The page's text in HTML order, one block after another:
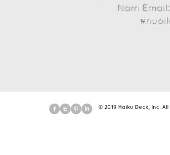
Nam
© 2019 Haiku Deck, Inc.